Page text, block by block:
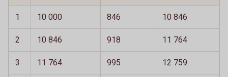
1 10 000 846 10 846
2 10 846 918 11 764
3 11 764 995 12 759